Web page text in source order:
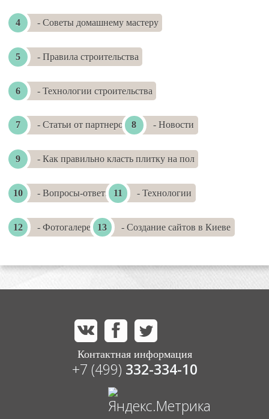
- Советы домашнему мастеру
- Правила строительства
- Технологии строительства
- Статьи от партнеров - Новости
- Как правильно класть плитку на пол
- Вопросы-ответы - Технологии
- Фотогалереи - Создание сайтов в Киеве
Контактная информация
+7 (499) 332-334-10